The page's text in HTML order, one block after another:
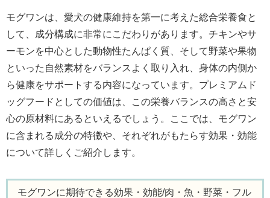
モグワンは、愛犬の健康維持を第一に考えた総合栄養食と
して、成分構成に非常にこだわりがあります。チキンやサ
ーモンを中心とした動物性たんぱく質、そして野菜や果物
といった自然素材をバランスよく取り入れ、身体の内側か
ら健康をサポートする内容になっています。プレミアムド
ッグフードとしての価値は、この栄養バランスの高さと安
心の原材料にあるといえるでしょう。ここでは、モグワン
に含まれる成分の特徴や、それぞれがもたらす効果・効能
について詳しくご紹介します。
モグワンに期待できる効果・効能/肉・魚・野菜・フル